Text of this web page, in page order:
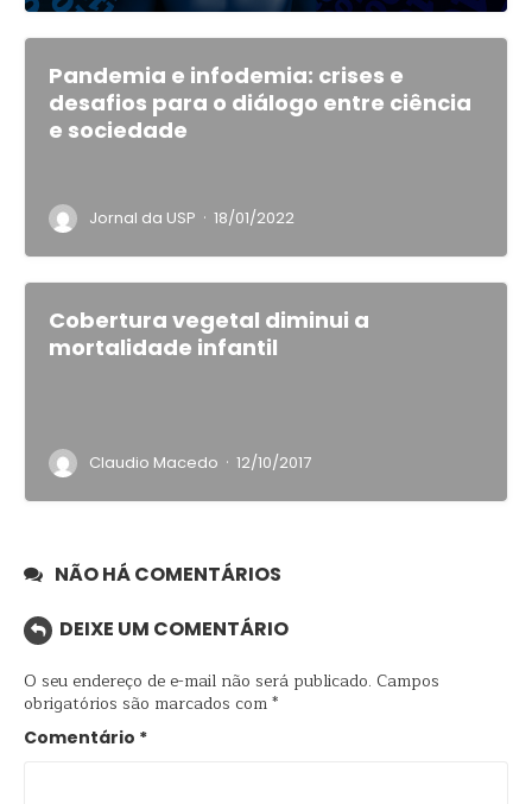
Pandemia e infodemia: crises e
desafios para o diálogo entre ciência
e sociedade
Jornal da USP · 18/01/2022
Cobertura vegetal diminui a
mortalidade infantil
Claudio Macedo · 12/10/2017
NÃO HÁ COMENTÁRIOS
DEIXE UM COMENTÁRIO
O seu endereço de e-mail não será publicado. Campos
obrigatórios são marcados com*
Comentário *